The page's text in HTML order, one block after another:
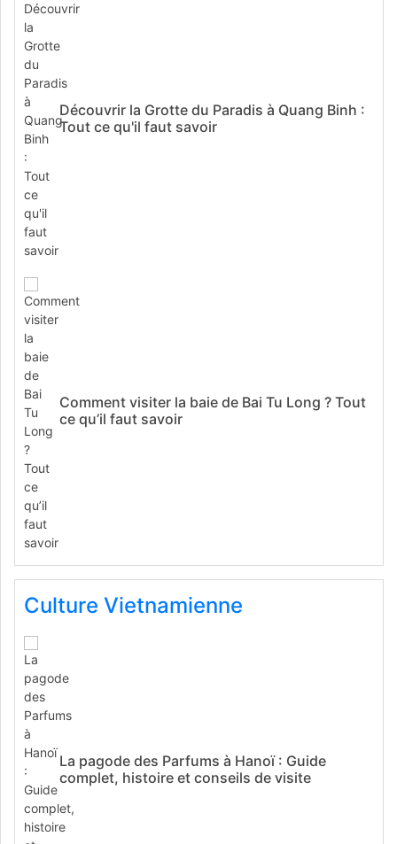
Découvrir la Grotte du Paradis à Quang Binh :
Tout ce qu'il faut savoir
Comment visiter la baie de Bai Tu Long ? Tout
ce qu’il faut savoir
Culture Vietnamienne
La pagode des Parfums à Hanoï : Guide
complet, histoire et conseils de visite